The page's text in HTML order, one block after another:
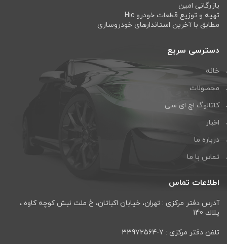
بازرگانی امین
تهیه و توزیع قطعات خودرو Hic
مطابق با آخرین استاندارهای خودروسازی
دسترسی سریع
خانه
محصولات
کاتالوگ اچ ای سی
اخبار
درباره ما
تماس با ما
اطلاعات تماس
آدرس دفتر مرکزی : تهران، خيابان اكباتان، خ ملت نبش كوچه كاوه ،
پلاك 140
تلفن دفتر مرکزی : 7-33972564